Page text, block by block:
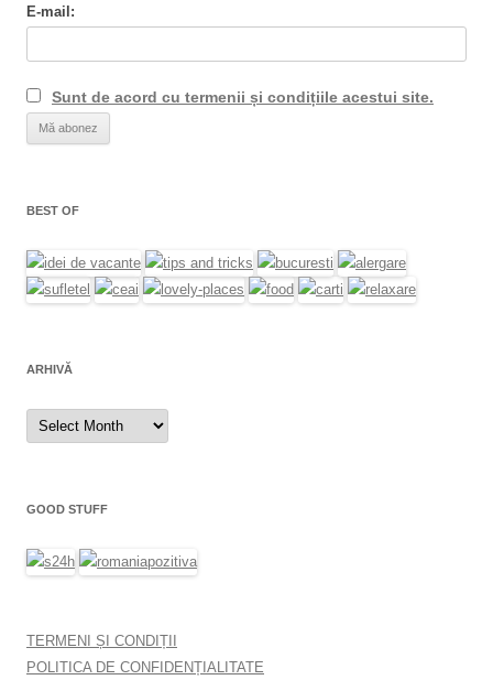
E-mail:
Sunt de acord cu termenii și condițiile acestui site.
BEST OF
ARHIVĂ
Arhivă
GOOD STUFF
TERMENI ȘI CONDIȚII
POLITICA DE CONFIDENȚIALITATE